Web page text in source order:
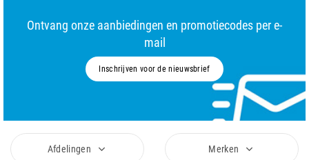
Ontvang onze aanbiedingen en promotiecodes per e-
mail
Inschrijven voor de nieuwsbrief
Afdelingen Merken